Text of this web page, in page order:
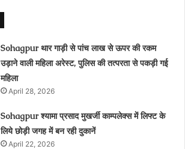
Sohagpur थार गाड़ी से पांच लाख से ऊपर की रकम
उड़ाने वाली महिला अरेस्ट, पुलिस की तत्परता से पकड़ी गई
महिला
April 28, 2026
Sohagpur श्यामा प्रसाद मुखर्जी काम्पलेक्स में लिफ्ट के
लिये छोड़ी जगह में बन रही दुकानें
April 22, 2026